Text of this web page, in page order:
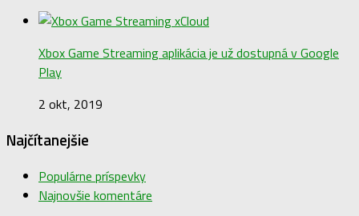
Xbox Game Streaming aplikácia je už dostupná v Google
Play
2 okt, 2019
Najčítanejšie
Populárne príspevky
Najnovšie komentáre